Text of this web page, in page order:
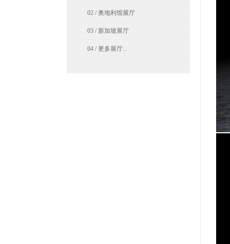
02 / 奥地利馆展厅
03 / 新加坡展厅
04 / 更多展厅...